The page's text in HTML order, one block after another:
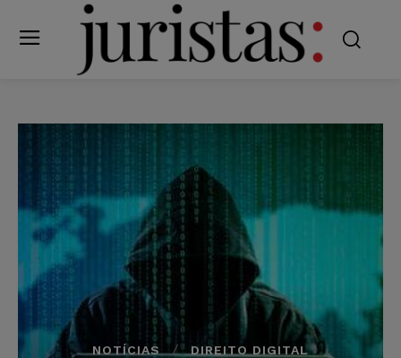
NOTÍCIAS DIREITO DIGITAL